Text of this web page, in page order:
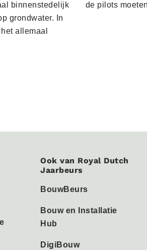
binnenstedelijk
grondwater. In
allemaal
de pilots
Ook van Royal Dutch
Jaarbeurs
BouwBeurs
Bouw en Installatie
Hub
DigiBouw